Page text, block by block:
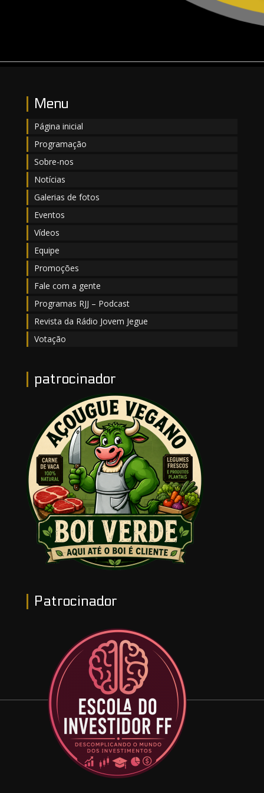
Menu
Página inicial
Programação
Sobre-nos
Notícias
Galerias de fotos
Eventos
Vídeos
Equipe
Promoções
Fale com a gente
Programas RJJ – Podcast
Revista da Rádio Jovem Jegue
Votação
patrocinador
Patrocinador